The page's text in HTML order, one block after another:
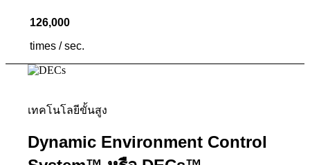
126,000
times / sec.
เทคโนโลยีขั้นสูง
Dynamic Environment Control